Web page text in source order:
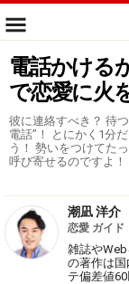
電話かける
で恋愛に火
彼に連絡すべき？ 待
電話”！ とにかく1分
う！ 勢いをつけてた
呼び寄せるのですよ！
潮凪 洋介
恋愛 ガイド
雑誌や
の著作は
テ偏差値